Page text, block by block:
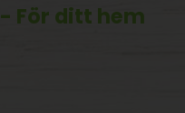
- För ditt hem